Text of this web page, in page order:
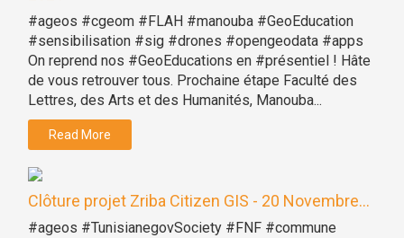
#ageos #cgeom #FLAH #manouba #GeoEducation
#sensibilisation #sig #drones #opengeodata #apps
On reprend nos #GeoEducations en #présentiel ! Hâte
de vous retrouver tous. Prochaine étape Faculté des
Lettres, des Arts et des Humanités, Manouba...
Read More
Clôture projet Zriba Citizen GIS - 20 Novembre...
#ageos #TunisianegovSociety #FNF #commune